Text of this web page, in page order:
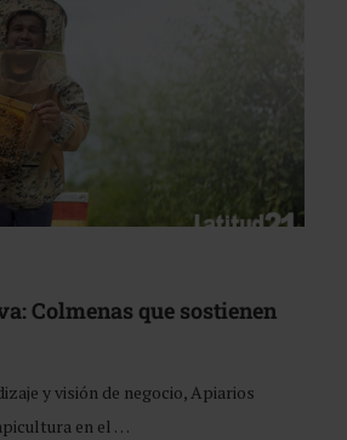
Colmenas que sostienen
y visión de negocio, Apiarios
en el …